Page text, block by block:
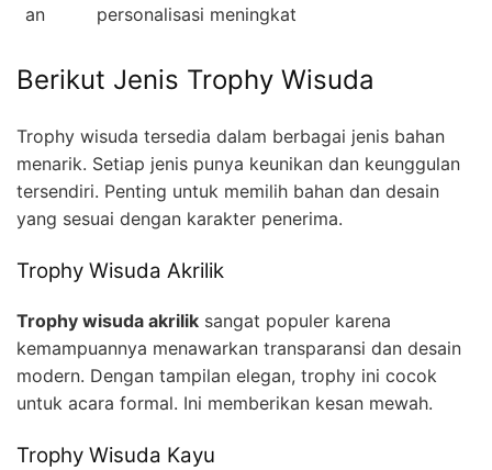
an
personalisasi meningkat
Berikut Jenis Trophy Wisuda
Trophy wisuda tersedia dalam berbagai jenis bahan
menarik. Setiap jenis punya keunikan dan keunggulan
tersendiri. Penting untuk memilih bahan dan desain
yang sesuai dengan karakter penerima.
Trophy Wisuda Akrilik
Trophy wisuda akrilik sangat populer karena
kemampuannya menawarkan transparansi dan desain
modern. Dengan tampilan elegan, trophy ini cocok
untuk acara formal. Ini memberikan kesan mewah.
Trophy Wisuda Kayu